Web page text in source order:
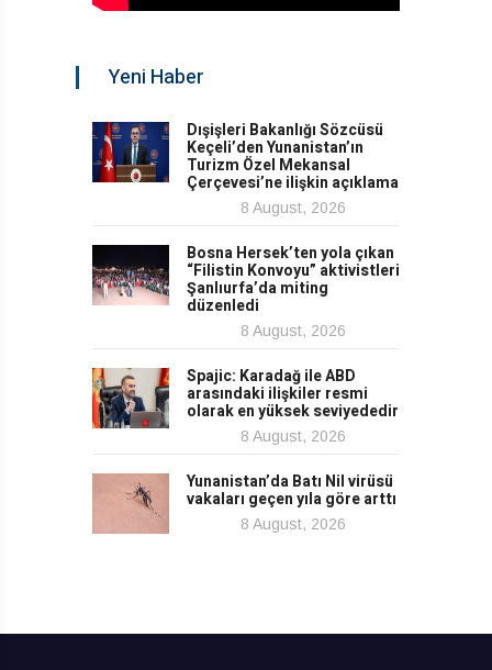
Yeni Haber
Dışişleri Bakanlığı Sözcüsü
Keçeli’den Yunanistan’ın
Turizm Özel Mekansal
Çerçevesi’ne ilişkin açıklama
8 August, 2026
Bosna Hersek’ten yola çıkan
“Filistin Konvoyu” aktivistleri
Şanlıurfa’da miting
düzenledi
8 August, 2026
Spajic: Karadağ ile ABD
arasındaki ilişkiler resmi
olarak en yüksek seviyededir
8 August, 2026
Yunanistan’da Batı Nil virüsü
vakaları geçen yıla göre arttı
8 August, 2026